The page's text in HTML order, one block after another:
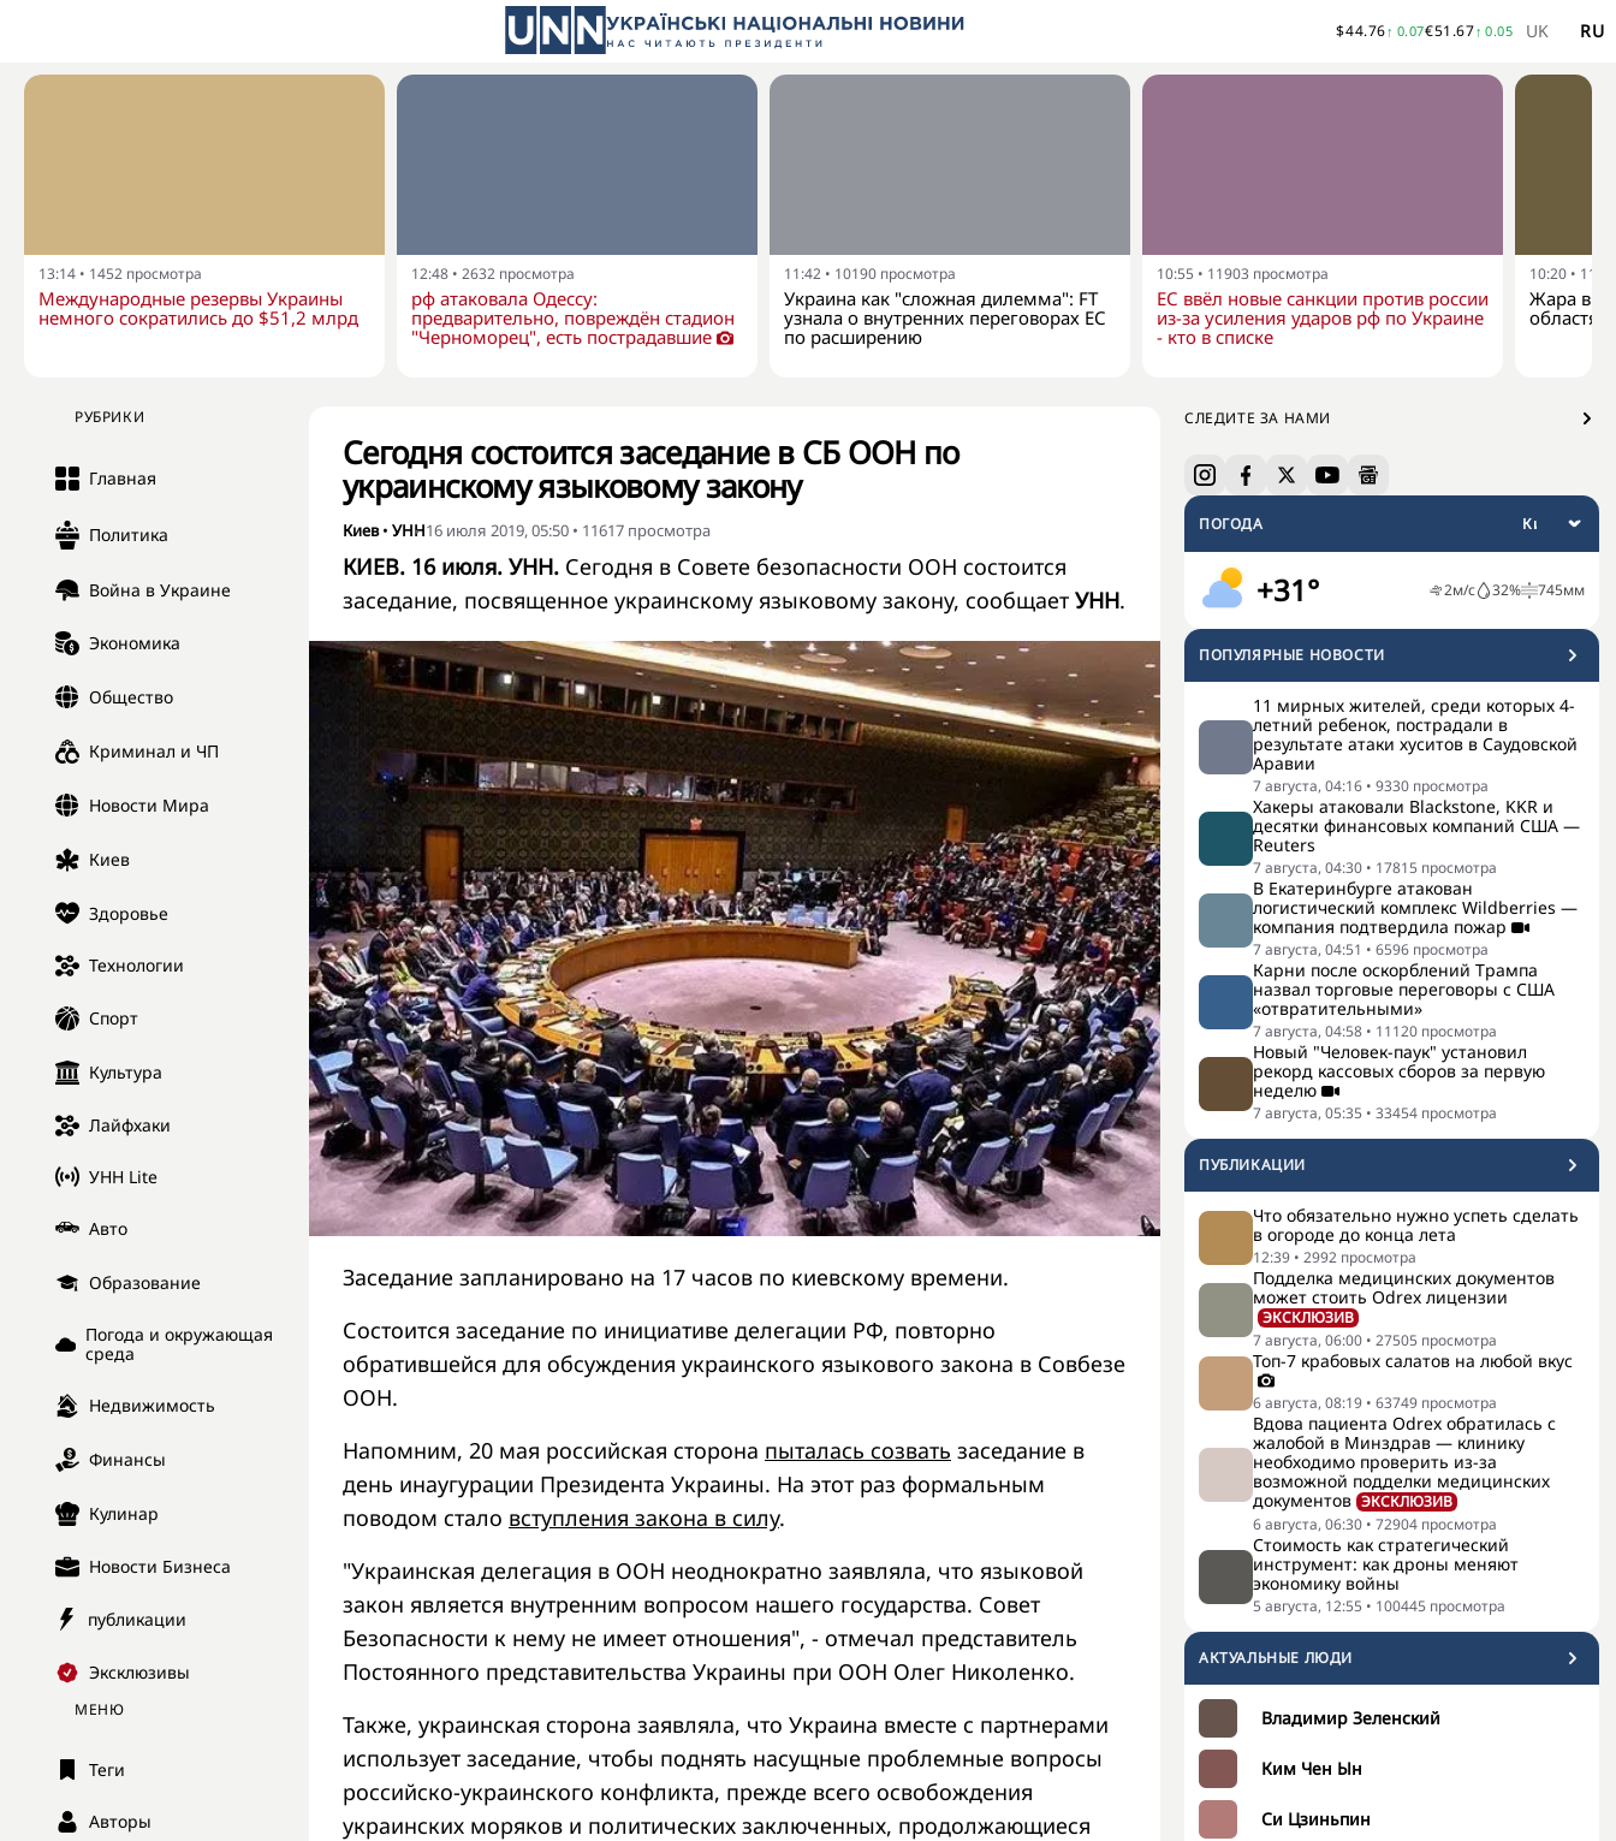
$44.76↑ 0.07€51.67↑ 0.05 UK RU
13:14 • 1452 просмотра
Международные резервы Украины
немного сократились до $51,2 млрд
12:48 • 2632 просмотра
рф атаковала Одессу:
предварительно, повреждён стадион
"Черноморец", есть пострадавшие
11:42 • 10190 просмотра
Украина как "сложная дилемма": FT
узнала о внутренних переговорах ЕС
по расширению
10:55 • 11903 просмотра
ЕС ввёл новые санкции против россии
из-за усиления ударов рф по Украине
- кто в списке
10:20 •
Жара в
РУБРИКИ
Главная
Политика
Война в Украине
Экономика
Общество
Криминал и ЧП
Новости Мира
Киев
Здоровье
Технологии
Спорт
Культура
Лайфхаки
УНН Lite
Авто
Образование
Погода и окружающая
среда
Недвижимость
Финансы
Кулинар
Новости Бизнеса
публикации
Эксклюзивы
МЕНЮ
Теги
Авторы
СЛЕДИТЕ ЗА НАМИ
ПОГОДА
+31° 2м/с 32% 745мм
ПОПУЛЯРНЫЕ НОВОСТИ
11 мирных жителей, среди которых 4-
летний ребенок, пострадали в
результате атаки хуситов в Саудовской
Аравии
7 августа, 04:16 • 9330 просмотра
Хакеры атаковали Blackstone, KKR и
десятки финансовых компаний США —
Reuters
7 августа, 04:30 • 17815 просмотра
В Екатеринбурге атакован
логистический комплекс Wildberries —
компания подтвердила пожар
7 августа, 04:51 • 6596 просмотра
Карни после оскорблений Трампа
назвал торговые переговоры с США
«отвратительными»
7 августа, 04:58 • 11120 просмотра
Новый "Человек-паук" установил
рекорд кассовых сборов за первую
неделю
7 августа, 05:35 • 33454 просмотра
ПУБЛИКАЦИИ
Что обязательно нужно успеть сделать
в огороде до конца лета
12:39 • 2992 просмотра
Подделка медицинских документов
может стоить Odrex лицензии
ЭКСКЛЮЗИВ
7 августа, 06:00 • 27505 просмотра
Топ-7 крабовых салатов на любой вкус
6 августа, 08:19 • 63749 просмотра
Вдова пациента Odrex обратилась с
жалобой в Минздрав — клинику
необходимо проверить из-за
возможной подделки медицинских
документов ЭКСКЛЮЗИВ
6 августа, 06:30 • 72904 просмотра
Стоимость как стратегический
инструмент: как дроны меняют
экономику войны
5 августа, 12:55 • 100445 просмотра
АКТУАЛЬНЫЕ ЛЮДИ
Владимир Зеленский
Ким Чен Ын
Си Цзиньпин
Сегодня состоится заседание в СБ ООН по
украинскому языковому закону
Киев• УНН16 июля 2019, 05:50 • 11617 просмотра
КИЕВ. 16 июля. УНН. Сегодня в Совете безопасности ООН состоится
заседание, посвященное украинскому языковому закону, сообщает УНН.
Заседание запланировано на 17 часов по киевскому времени.
Состоится заседание по инициативе делегации РФ, повторно
обратившейся для обсуждения украинского языкового закона в Совбезе
ООН.
Напомним, 20 мая российская сторона пыталась созвать заседание в
день инаугурации Президента Украины. На этот раз формальным
поводом стало вступления закона в силу.
"Украинская делегация в ООН неоднократно заявляла, что языковой
закон является внутренним вопросом нашего государства. Совет
Безопасности к нему не имеет отношения", - отмечал представитель
Постоянного представительства Украины при ООН Олег Николенко.
Также, украинская сторона заявляла, что Украина вместе с партнерами
использует заседание, чтобы поднять насущные проблемные вопросы
российско-украинского конфликта, прежде всего освобождения
украинских моряков и политических заключенных, продолжающиеся